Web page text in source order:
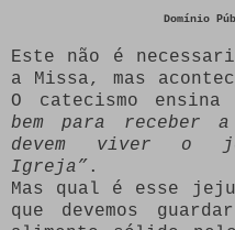
Domínio
Este não é
a Missa, mas
O catecismo ensina
bem para
devem viver o
Igreja” .
Mas qual é esse
que devemos